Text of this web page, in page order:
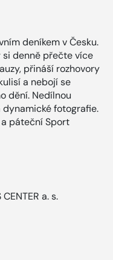
deníkem v Česku.
denně přečte více
přináší rozhovory
a nebojí se
dění. Nedílnou
fotografie.
páteční Sport
a. s.